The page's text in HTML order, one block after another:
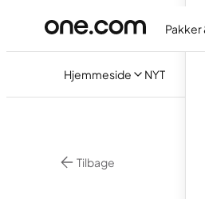
Pakker
Hjemmeside NYT
Tilbage